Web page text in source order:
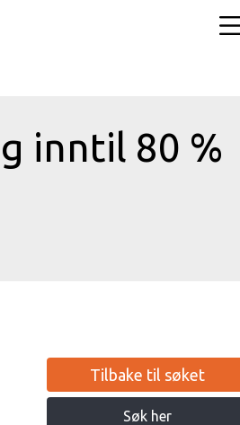
inntil 80 %
Tilbake til søket
Søk her